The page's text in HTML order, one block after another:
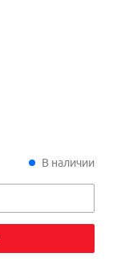
В наличии